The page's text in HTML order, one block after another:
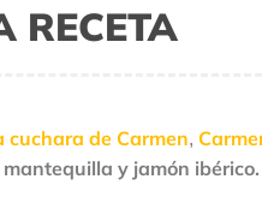
RECETA
cuchara de Carmen,
y jamón ibérico.